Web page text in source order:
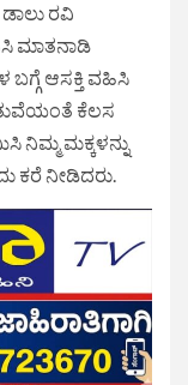
ರವಿ
ಮಾತನಾಡಿ
ಬಗ್ಗೆ ಆಸಕ್ತಿ ವಹಿಸಿ
ಕೆಲಸ
ನಿಮ್ಮ ಮಕ್ಕಳನ್ನು
ಕರೆ ನೀಡಿದರು.